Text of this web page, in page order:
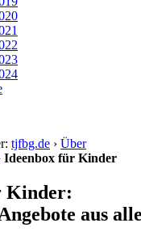
tjfbg.de › Über
Ideenbox für Kinder
Kinder:
aus